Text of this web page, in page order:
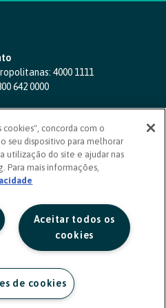
4000 1111
642 0000
4420
a sexta, das 8h às 20h)
de fala
concorda com o
seu dispositivo para melhorar
utilização do site e ajudar nas
Para mais informações,
Aceitar todos os
cookies
de cookies